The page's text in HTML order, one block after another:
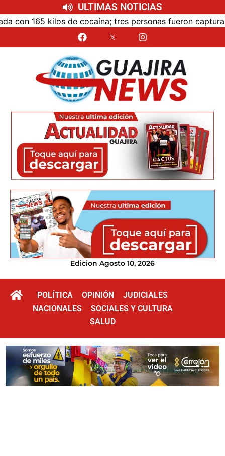
ULTIMAS NOTICIAS
165 kilos de cocaína; tres personas fueron capturadas
Edicion Agosto 10, 2026
POLÍTICA OPINIÓN
JUDICIALES
NACIONALES
SOCIALES Y CULTURA
SALUD